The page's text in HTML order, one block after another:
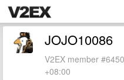
JOJO10086
V2EX member
+08:00